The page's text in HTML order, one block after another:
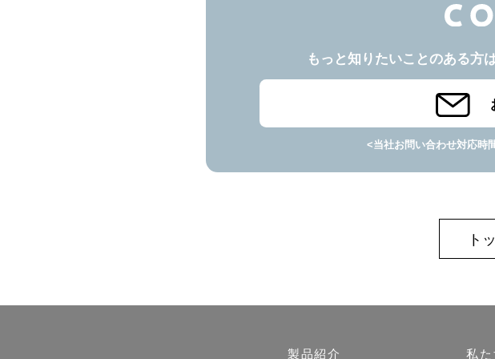
もっと知りたいことのある方は
<当社お問い合わせ対応時
ト
製品紹介 私た